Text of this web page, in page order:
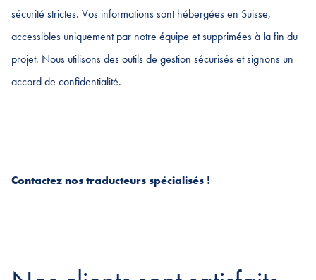
sécurité strictes. Vos informations sont hébergées en Suisse,
accessibles uniquement par notre équipe et supprimées à la fin du
projet. Nous utilisons des outils de gestion sécurisés et signons un
accord de confidentialité.
Contactez nos traducteurs spécialisés !